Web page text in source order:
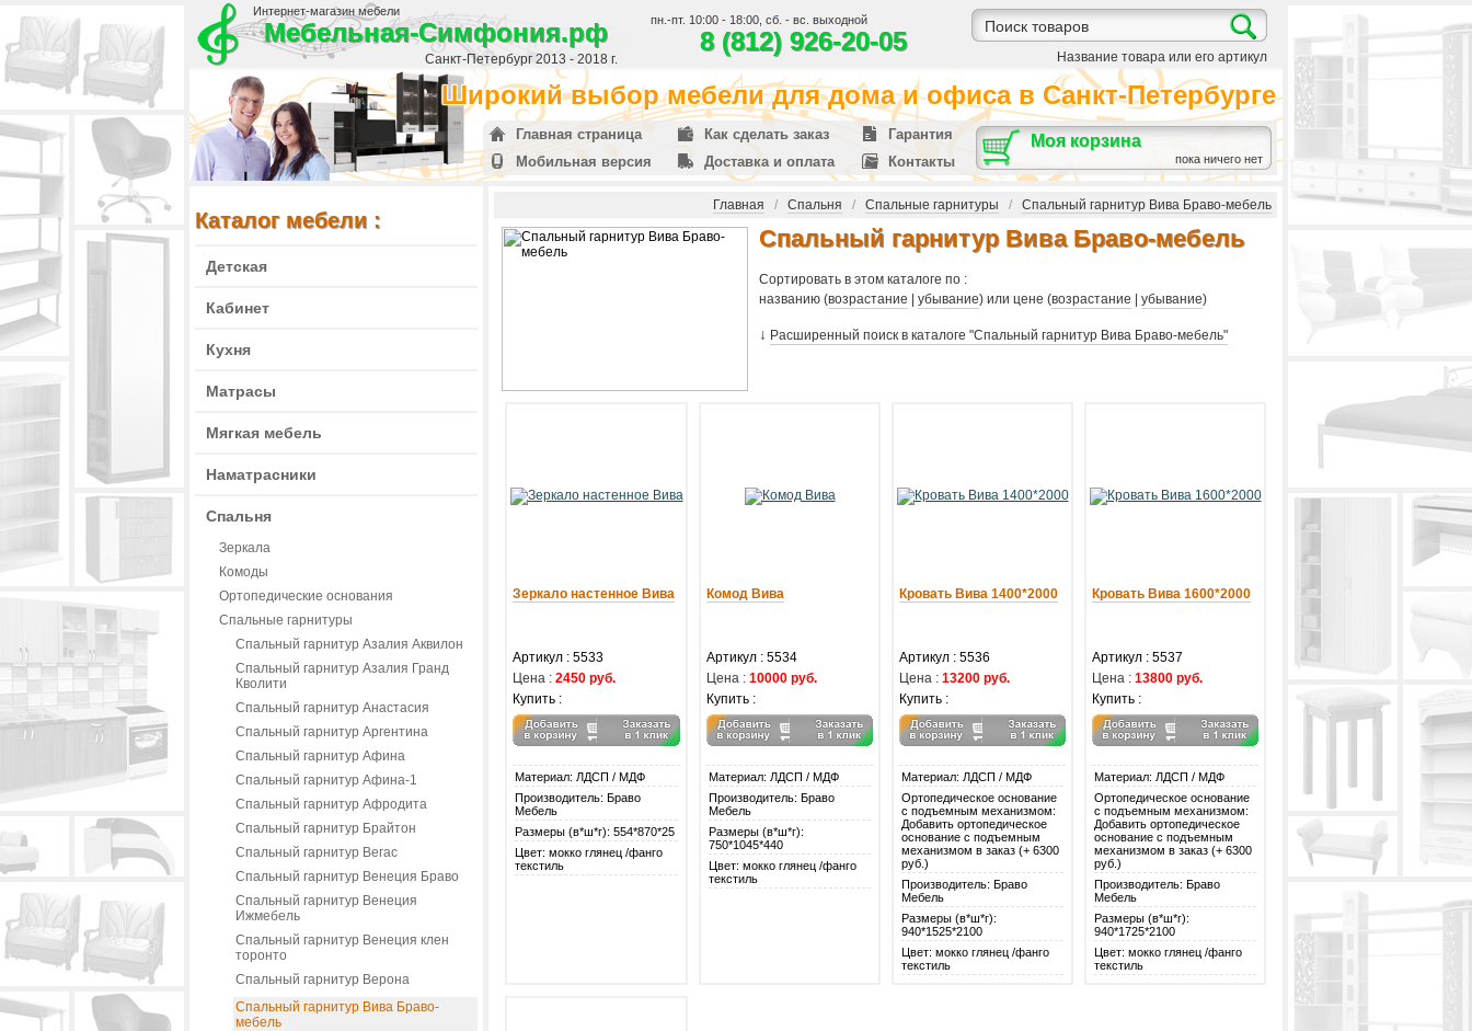
Интернет-магазин мебели
Мебельная-Симфония.рф
Санкт-Петербург 2013 - 2018 г.
пн.-пт. 10:00 - 18:00, сб. - вс. выходной
8 (812) 926-20-05
Название товара или его артикул
Широкий выбор мебели для дома и офиса в Санкт-Петербурге
Главная страница Как сделать заказ
Гарантия
Мобильная версия
Доставка и оплата Контакты
Моя корзина
пока ничего нет
Каталог мебели :
Детская
Кабинет
Кухня
Матрасы
Мягкая мебель
Наматрасники
Спальня
Зеркала
Комоды
Ортопедические основания
Спальные гарнитуры
Спальный гарнитур Азалия Аквилон
Спальный гарнитур Азалия Гранд
Кволити
Спальный гарнитур Анастасия
Спальный гарнитур Аргентина
Спальный гарнитур Афина
Спальный гарнитур Афина-1
Спальный гарнитур Афродита
Спальный гарнитур Брайтон
Спальный гарнитур Вегас
Спальный гарнитур Венеция Браво
Спальный гарнитур Венеция
Ижмебель
Спальный гарнитур Венеция клен
торонто
Спальный гарнитур Верона
Спальный гарнитур Вива Браво-
мебель
Главная / Спальня / Спальные гарнитуры / Спальный гарнитур Вива Браво-мебель
Спальный гарнитур Вива Браво-мебель
Сортировать в этом каталоге по :
названию (возрастание убывание) или цене (возрастание убывание)
↓ Расширенный поиск в каталоге "Спальный гарнитур Вива Браво-мебель"
Зеркало настенное Вива
Артикул : 5533
Цена : 2450 руб.
Купить :
Материал: ЛДСП / МДФ
Производитель: Браво
Мебель
Размеры (в*ш*г): 554*870*25
Цвет: мокко глянец /фанго
текстиль
Комод Вива
Артикул : 5534
Цена : 10000 руб.
Купить :
Материал: ЛДСП / МДФ
Производитель: Браво
Мебель
Размеры (в*ш*г):
750*1045*440
Цвет: мокко глянец /фанго
текстиль
Кровать Вива 1400*2000
Артикул : 5536
Цена : 13200 руб.
Купить :
Материал: ЛДСП / МДФ
Ортопедическое основание
с подъемным механизмом:
Добавить ортопедическое
основание с подъемным
механизмом в заказ (+ 6300
руб.)
Производитель: Браво
Мебель
Размеры (в*ш*г):
940*1525*2100
Цвет: мокко глянец /фанго
текстиль
Кровать Вива 1600*2000
Артикул : 5537
Цена : 13800 руб.
Купить :
Материал: ЛДСП / МДФ
Ортопедическое основание
с подъемным механизмом:
Добавить ортопедическое
основание с подъемным
механизмом в заказ (+ 6300
руб.)
Производитель: Браво
Мебель
Размеры (в*ш*г):
940*1725*2100
Цвет: мокко глянец /фанго
текстиль